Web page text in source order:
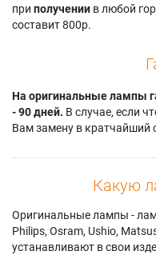
при получении в любой
составит 800р.
На оригинальные лампы
- 90 дней. В случае, если
Вам замену в кратчайший
Какую
Оригинальные лампы -
Philips, Osram, Ushio,
устанавливают в свои